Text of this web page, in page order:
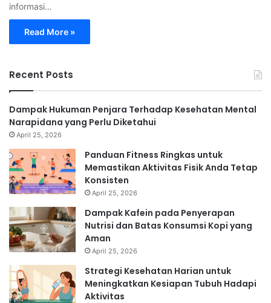
informasi…
Read More »
Recent Posts
Dampak Hukuman Penjara Terhadap Kesehatan Mental
Narapidana yang Perlu Diketahui
April 25, 2026
Panduan Fitness Ringkas untuk
Memastikan Aktivitas Fisik Anda Tetap
Konsisten
April 25, 2026
Dampak Kafein pada Penyerapan
Nutrisi dan Batas Konsumsi Kopi yang
Aman
April 25, 2026
Strategi Kesehatan Harian untuk
Meningkatkan Kesiapan Tubuh Hadapi
Aktivitas